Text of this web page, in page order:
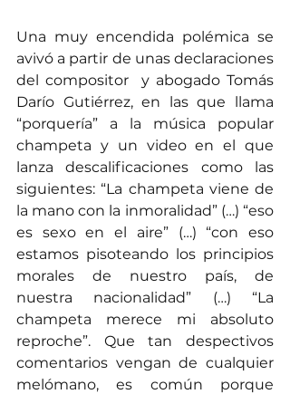
Una muy encendida polémica se
avivó a partir de unas declaraciones
del compositor  y abogado Tomás
Darío Gutiérrez, en las que llama
“porquería” a la música popular
champeta y un video en el que
lanza descalificaciones como las
siguientes: “La champeta viene de
la mano con la inmoralidad” (…) “eso
es sexo en el aire” (…) “con eso
estamos pisoteando los principios
morales de nuestro país, de
nuestra nacionalidad” (…) “La
champeta merece mi absoluto
reproche”. Que tan despectivos
comentarios vengan de cualquier
melómano, es común porque